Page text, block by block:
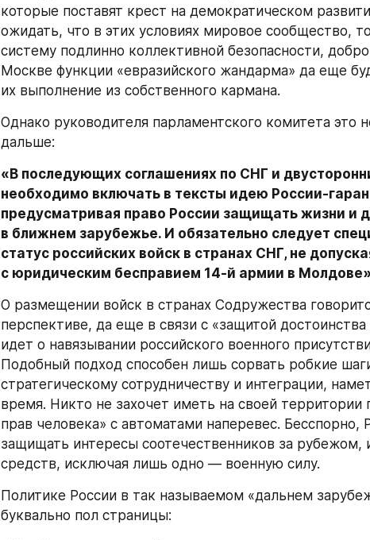
которые поставят крест на демократическом
ожидать, что в этих условиях мировое сообщество,
систему подлинно коллективной безопасности,
Москве функции «евразийского жандарма» да еще
их выполнение из собственного кармана.
Однако руководителя парламентского комитета это
дальше:
«В последующих соглашениях по СНГ и
необходимо включать в тексты идею России-
предусматривая право России защищать жизни и
в ближнем зарубежье. И обязательно следует
статус российских войск в странах СНГ, не
с юридическим бесправием 14-й армии в
О размещении войск в странах Содружества
перспективе, да еще в связи с «защитой
идет о навязывании российского военного
Подобный подход способен лишь сорвать робкие
стратегическому сотрудничеству и интеграции,
время. Никто не захочет иметь на своей территории
прав человека» с автоматами наперевес. Бесспорно,
защищать интересы соотечественников за рубежом,
средств, исключая лишь одно — военную силу.
Политике России в так называемом «дальнем
буквально пол страницы: